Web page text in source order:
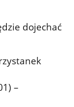
dojechać
–